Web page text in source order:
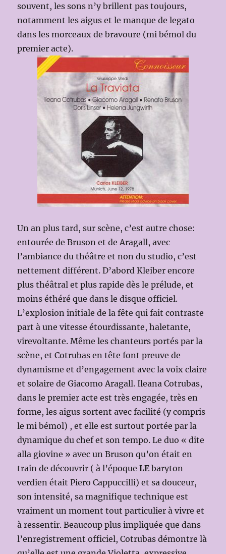
souvent, les sons n’y brillent pas toujours,
notamment les aigus et le manque de legato
dans les morceaux de bravoure (mi bémol du
premier acte).
Un an plus tard, sur scène, c’est autre chose:
entourée de Bruson et de Aragall, avec
l’ambiance du théâtre et non du studio, c’est
nettement différent. D’abord Kleiber encore
plus théâtral et plus rapide dès le prélude, et
moins éthéré que dans le disque officiel.
L’explosion initiale de la fête qui fait contraste
part à une vitesse étourdissante, haletante,
virevoltante. Même les chanteurs portés par la
scène, et Cotrubas en tête font preuve de
dynamisme et d’engagement avec la voix claire
et solaire de Giacomo Aragall. Ileana Cotrubas,
dans le premier acte est très engagée, très en
forme, les aigus sortent avec facilité (y compris
le mi bémol) , et elle est surtout portée par la
dynamique du chef et son tempo. Le duo « dite
alla giovine » avec un Bruson qu’on était en
train de découvrir ( à l’époqueLEbaryton
verdien était Piero Cappuccilli) et sa douceur,
son intensité, sa magnifique technique est
vraiment un moment tout particulier à vivre et
à ressentir. Beaucoup plus impliquée que dans
l’enregistrement officiel, Cotrubas démontre là